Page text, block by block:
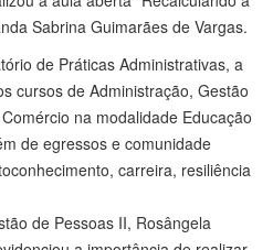
Sabrina Guimarães de Vargas.
de Práticas Administrativas, a
cursos de Administração, Gestão
na modalidade Educação
de egressos e comunidade
carreira, resiliência
de Pessoas II, Rosângela